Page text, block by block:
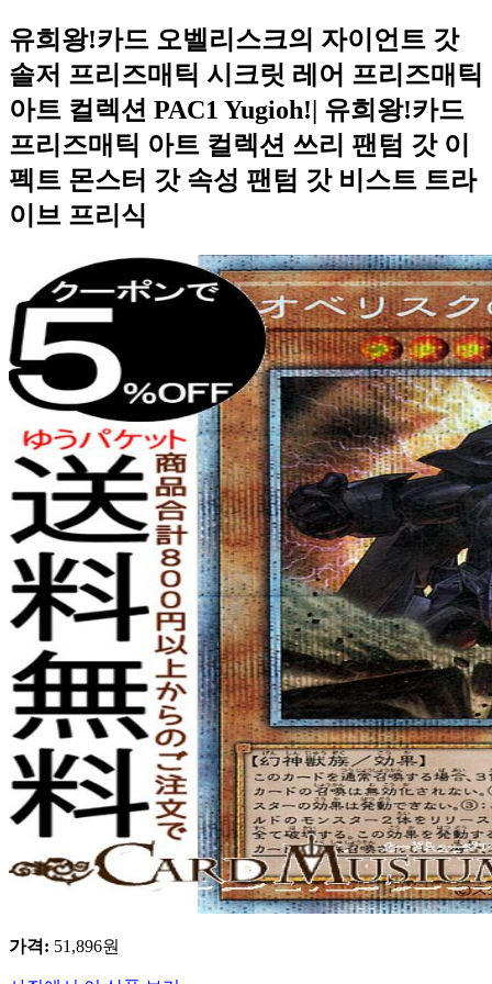
유희왕!카드 오벨리스크의 자이언트 갓
솔저 프리즈매틱 시크릿 레어 프리즈매틱
아트 컬렉션 PAC1 Yugioh!| 유희왕!카드
프리즈매틱 아트 컬렉션 쓰리 팬텀 갓 이
펙트 몬스터 갓 속성 팬텀 갓 비스트 트라
이브 프리식
가격: 51,896원